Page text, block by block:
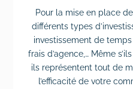
# Formation
# Formations
# Formation
Pour la mise en place
différents types
investissement de
frais d’agence,… Même
ils représentent tout de
l’efficacité de votre